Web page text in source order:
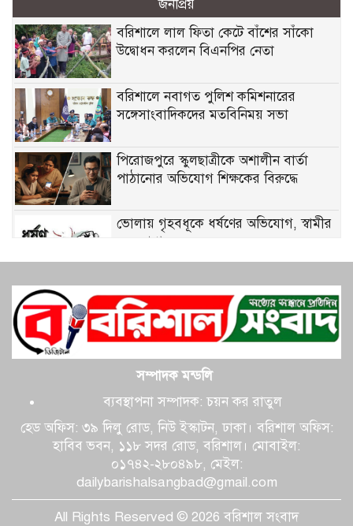
জনপ্রিয়
বরিশালে লাল ফিতা কেটে বাঁশের সাঁকো
উদ্বোধন করলেন বিএনপির নেতা
বরিশালে নবাগত পুলিশ কমিশনারের
সঙ্গেসাংবাদিকদের মতবিনিময় সভা
পিরোজপুরে স্কুলছাত্রীকে অশালীন বার্তা
পাঠানোর অভিযোগ শিক্ষকের বিরুদ্ধে
ভোলায় গৃহবধূকে ধর্ষণের অভিযোগ, স্বামীর
বন্ধু গ্রেপ্তার
বরিশালে লঞ্চ-জাহাজের মুখোমুখি সংঘর্ষ,
অল্পের জন্য রক্ষা দেড় শতাধিক যাত্রী
গৌরনদীতে মোটরসাইকেলের নিয়ন্ত্রণ হারিয়ে
চালক নিহত
টানা বর্ষণে খানাখন্দে বেহাল ঢাকা-বরিশাল
মহাসড়ক
বরিশালসহ দেশে ফের বাড়ছে বৃষ্টির প্রবণতা,
কোথাও হতে পারে অতি ভারী বর্ষণ
সম্পাদক মন্ডলি
ব্যবস্থাপনা সম্পাদক: চয়ন কর রাতুল
হেড অফিস: ৩৯ দিলু রোড, নিউ ইস্কাটন, ঢাকা। বরিশাল অফিস:
হাবিব ভবন, ১১৮ সদর রোড, বরিশাল। মোবাইল:
০১৭৪২-২৮০৪৯৮, মেইল:
dailybarishalsangbad@gmail.com
All Rights Reserved © 2026 বরিশাল সংবাদ